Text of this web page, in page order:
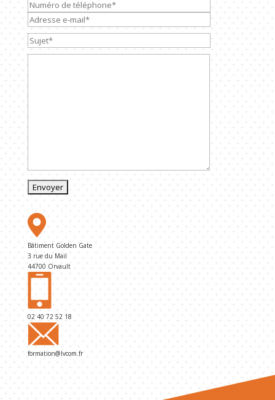
Alternative:
Bâtiment Golden Gate
3 rue du Mail
44700 Orvault
02 40 72 52 18
formation@lvcom.fr